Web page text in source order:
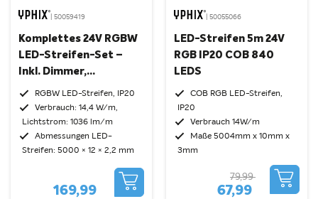
| 50059419
Komplettes 24V RGBW
LED-Streifen-Set –
Inkl. Dimmer,
Fernbedienung Und 24V
Netzteil
RGBW LED-Streifen, IP20
Verbrauch: 14,4 W/m,
Lichtstrom: 1036 lm/m
Abmessungen LED-
Streifen: 5000 × 12 × 2,2 mm
169,99
| 50055066
LED-Streifen 5m 24V
RGB IP20 COB 840
LEDS
COB RGB LED-Streifen,
IP20
Verbrauch 14W/m
Maße 5004mm x 10mm x
3mm
67,99
79,99